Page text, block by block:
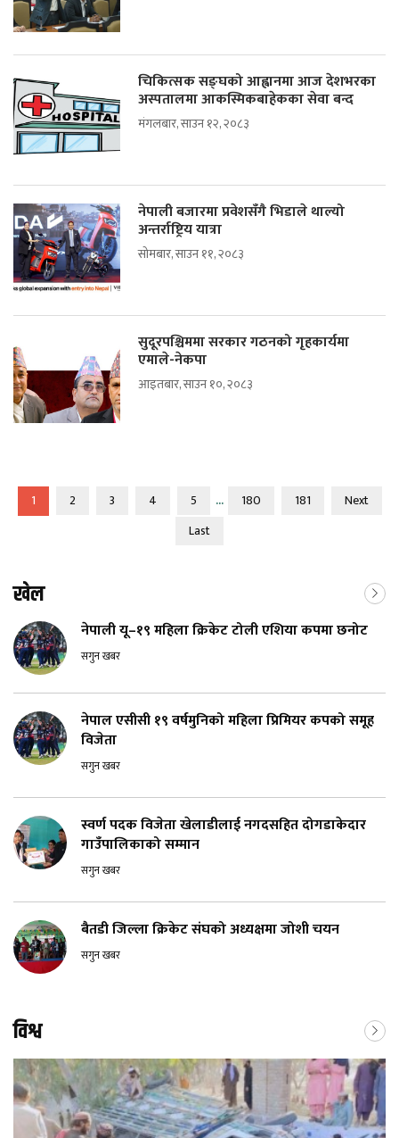
चिकित्सक सङ्घको आह्वानमा आज देशभरका
अस्पतालमा आकस्मिकबाहेकका सेवा बन्द
मंगलबार, साउन १२, २०८३
नेपाली बजारमा प्रवेशसँगै भिडाले थाल्यो
अन्तर्राष्ट्रिय यात्रा
सोमबार, साउन ११, २०८३
सुदूरपश्चिममा सरकार गठनको गृहकार्यमा
एमाले-नेकपा
आइतबार, साउन १०, २०८३
1 2 3 4 5 ... 180 181
Next
Last
खेल
नेपाली यू–१९ महिला क्रिकेट टोली एशिया कपमा छनोट
सगुन खबर
नेपाल एसीसी १९ वर्षमुनिको महिला प्रिमियर कपको समूह
विजेता
सगुन खबर
स्वर्ण पदक विजेता खेलाडीलाई नगदसहित दोगडाकेदार
गाउँपालिकाको सम्मान
सगुन खबर
बैतडी जिल्ला क्रिकेट संघको अध्यक्षमा जोशी चयन
सगुन खबर
विश्व